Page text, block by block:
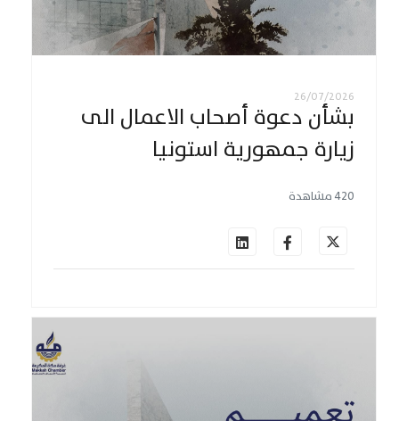
26/07/2026
بشأن دعوة أصحاب الاعمال الى
زيارة جمهورية استونيا
420 مشاهدة